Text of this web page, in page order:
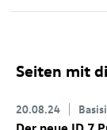
Seiten mit
20.08.24